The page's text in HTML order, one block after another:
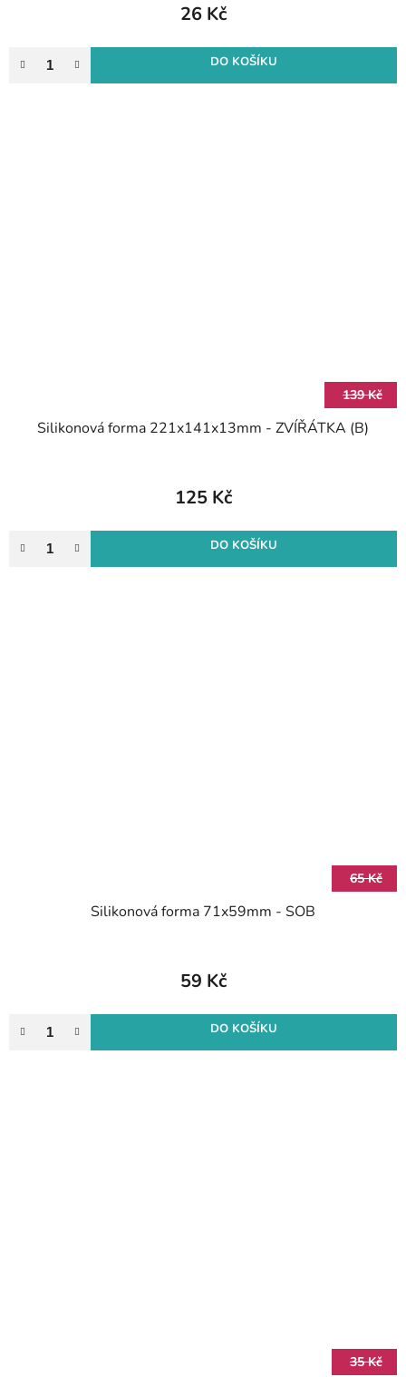
26 Kč
DO KOŠÍKU
139 Kč
Silikonová forma 221x141x13mm - ZVÍŘÁTKA (B)
125 Kč
DO KOŠÍKU
65 Kč
Silikonová forma 71x59mm - SOB
59 Kč
DO KOŠÍKU
35 Kč